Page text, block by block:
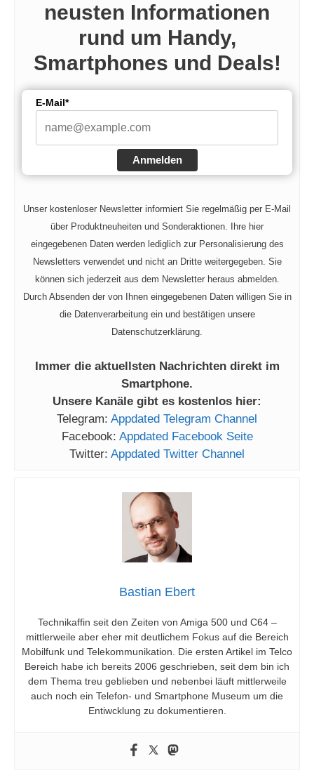
o
neusten Informationen
rund um Handy,
Smartphones und Deals!
E-Mail*
Anmelden
Unser kostenloser Newsletter informiert Sie regelmäßig per E-Mail
über Produktneuheiten und Sonderaktionen. Ihre hier
eingegebenen Daten werden lediglich zur Personalisierung des
Newsletters verwendet und nicht an Dritte weitergegeben. Sie
können sich jederzeit aus dem Newsletter heraus abmelden.
Durch Absenden der von Ihnen eingegebenen Daten willigen Sie in
die Datenverarbeitung ein und bestätigen unsere
Datenschutzerklärung.
Immer die aktuellsten Nachrichten direkt im
Smartphone.
Unsere Kanäle gibt es kostenlos hier:
Telegram: Appdated Telegram Channel
Facebook: Appdated Facebook Seite
Twitter: Appdated Twitter Channel
Bastian Ebert
Technikaffin seit den Zeiten von Amiga 500 und C64 –
mittlerweile aber eher mit deutlichem Fokus auf die Bereich
Mobilfunk und Telekommunikation. Die ersten Artikel im Telco
Bereich habe ich bereits 2006 geschrieben, seit dem bin ich
dem Thema treu geblieben und nebenbei läuft mittlerweile
auch noch ein Telefon- und Smartphone Museum um die
Entiwcklung zu dokumentieren.